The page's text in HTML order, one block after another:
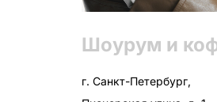
Шоурум и
г. Санкт-Петербург,